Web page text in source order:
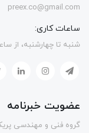
preex.co@gmail.com
ساعات کاری:
شنبه تا چهارشنبه، از ساعت 9 صبح تا
عضویت خبرنامه
گروه فنی و مهندسی